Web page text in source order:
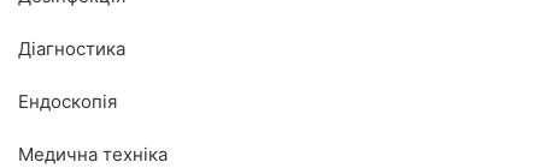
Діагностика
Ендоскопія
Медична техніка